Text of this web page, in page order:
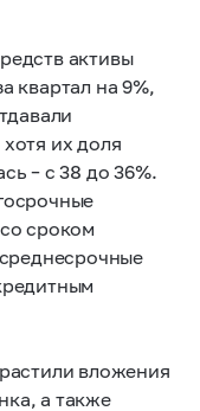
активы
квартал на 9%,
их доля
– с 38 до 36%.
сроком
вложения
а также